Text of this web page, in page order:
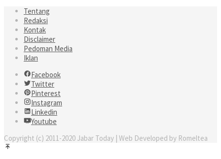
Tentang
Redaksi
Kontak
Disclaimer
Pedoman Media
Iklan
Facebook
Twitter
Pinterest
Instagram
Linkedin
Youtube
Copyright (c) 2011-2020 Jabar Today | Web Developed by Romeltea